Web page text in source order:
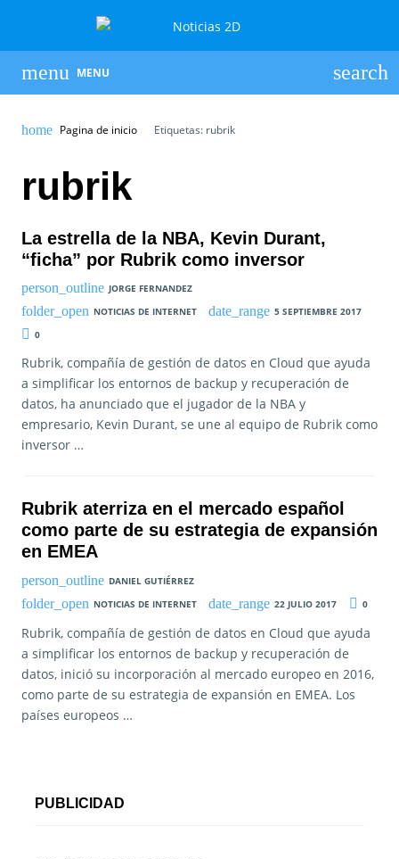
MENU
Pagina de inicio Etiquetas: rubrik
rubrik
La estrella de la NBA, Kevin Durant,
“ficha” por Rubrik como inversor
JORGE FERNANDEZ
NOTICIAS DE INTERNET
5 SEPTIEMBRE 2017
0
Rubrik, compañía de gestión de datos en Cloud que ayuda
a simplificar los entornos de backup y recuperación de
datos, ha anunciado que el jugador de la NBA y
empresario, Kevin Durant, se une al equipo de Rubrik como
inversor …
Rubrik aterriza en el mercado español
como parte de su estrategia de expansión
en EMEA
DANIEL GUTIÉRREZ
NOTICIAS DE INTERNET
22 JULIO 2017 0
Rubrik, compañía de gestión de datos en Cloud que ayuda
a simplificar los entornos de backup y recuperación de
datos, inició su incorporación al mercado europeo en 2016,
como parte de su estrategia de expansión en EMEA. Los
países europeos …
PUBLICIDAD